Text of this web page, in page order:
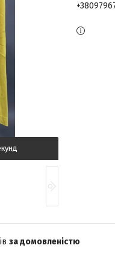
за домовленістю